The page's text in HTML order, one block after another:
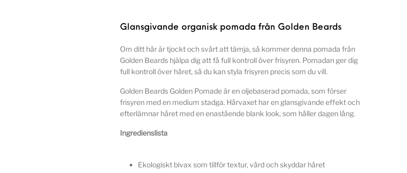
Glansgivande organisk pomada från Golden Beards
Om ditt hår är tjockt och svårt att tämja, så kommer denna pomada från
Golden Beards hjälpa dig att få full kontroll över frisyren. Pomadan ger dig
full kontroll över håret, så du kan styla frisyren precis som du vill.
Golden Beards Golden Pomade är en oljebaserad pomada, som förser
frisyren med en medium stadga. Hårvaxet har en glansgivande effekt och
efterlämnar håret med en enastående blank look, som håller dagen lång.
Ingredienslista
Ekologiskt bivax som tillför textur, vård och skyddar håret